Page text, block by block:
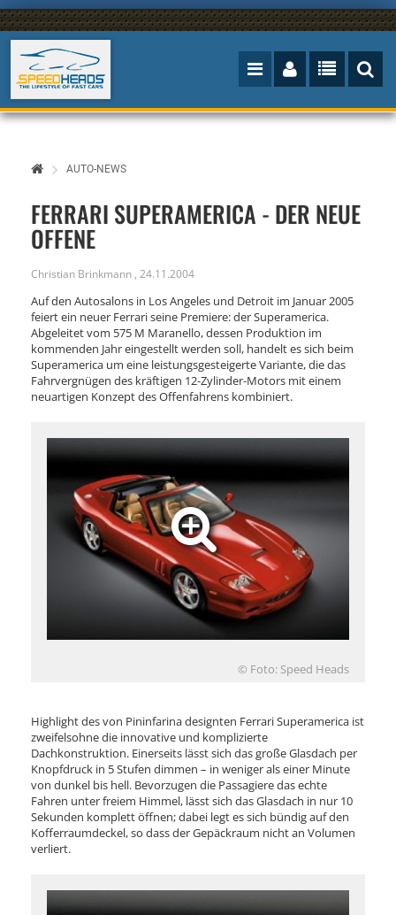
AUTO-NEWS
FERRARI SUPERAMERICA - DER NEUE
OFFENE
Christian Brinkmann , 24.11.2004
Auf den Autosalons in Los Angeles und Detroit im Januar 2005
feiert ein neuer Ferrari seine Premiere: der Superamerica.
Abgeleitet vom 575 M Maranello, dessen Produktion im
kommenden Jahr eingestellt werden soll, handelt es sich beim
Superamerica um eine leistungsgesteigerte Variante, die das
Fahrvergnügen des kräftigen 12-Zylinder-Motors mit einem
neuartigen Konzept des Offenfahrens kombiniert.
© Foto: Speed Heads
Highlight des von Pininfarina designten Ferrari Superamerica ist
zweifelsohne die innovative und komplizierte
Dachkonstruktion. Einerseits lässt sich das große Glasdach per
Knopfdruck in 5 Stufen dimmen – in weniger als einer Minute
von dunkel bis hell. Bevorzugen die Passagiere das echte
Fahren unter freiem Himmel, lässt sich das Glasdach in nur 10
Sekunden komplett öffnen; dabei legt es sich bündig auf den
Kofferraumdeckel, so dass der Gepäckraum nicht an Volumen
verliert.